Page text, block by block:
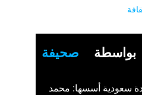
صحيفة
سعودية أسسها: محمد